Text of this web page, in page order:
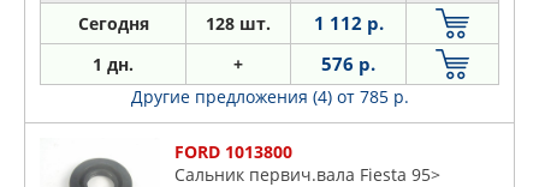
Сегодня 128 шт. 1 112 р.
1 дн. + 576 р.
Другие предложения (4) от 785 р.
FORD 1013800
Сальник первич.вала Fiesta 95>